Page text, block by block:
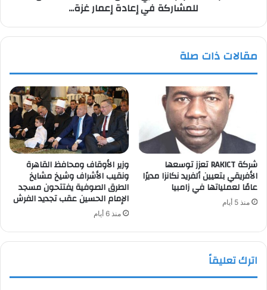
للمشاركة في إعادة إعمار غزة...
مقالات ذات صلة
شركة RAKICT تعزز توسعها
الأفريقي بتعيين ألفريد نكانزا مديرًا
عامًا لعملياتها في زامبيا
منذ 5 أيام
وزير الأوقاف ومحافظ القاهرة
ونقيب الأشراف وشيخ مشايخ
الطرق الصوفية يفتتحون مسجد
الإمام الحسين عقب تجديد الفرش
منذ 6 أيام
اترك تعليقاً